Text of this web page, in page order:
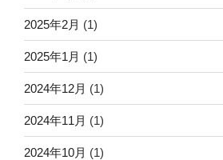
2025年2月 (1)
2025年1月 (1)
2024年12月 (1)
2024年11月 (1)
2024年10月 (1)